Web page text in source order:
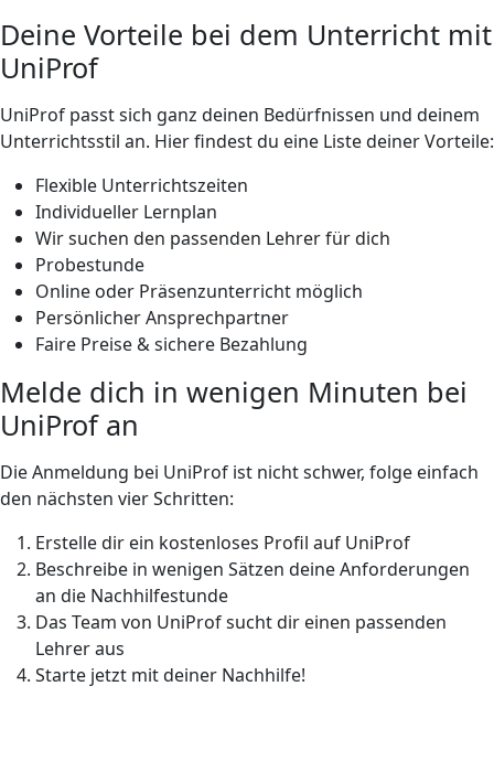
Deine Vorteile bei dem Unterricht mit
UniProf
UniProf passt sich ganz deinen Bedürfnissen und deinem
Unterrichtsstil an. Hier findest du eine Liste deiner Vorteile:
Flexible Unterrichtszeiten
Individueller Lernplan
Wir suchen den passenden Lehrer für dich
Probestunde
Online oder Präsenzunterricht möglich
Persönlicher Ansprechpartner
Faire Preise & sichere Bezahlung
Melde dich in wenigen Minuten bei
UniProf an
Die Anmeldung bei UniProf ist nicht schwer, folge einfach
den nächsten vier Schritten:
Erstelle dir ein kostenloses Profil auf UniProf
Beschreibe in wenigen Sätzen deine Anforderungen
an die Nachhilfestunde
Das Team von UniProf sucht dir einen passenden
Lehrer aus
Starte jetzt mit deiner Nachhilfe!